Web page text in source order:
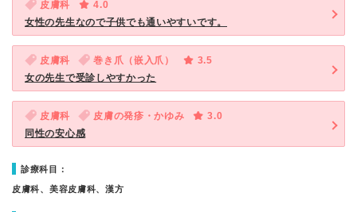
皮膚科
4.0
女性の先生なので子供でも通いやすいです。
皮膚科 巻き爪（嵌入爪）
3.5
女の先生で受診しやすかった
皮膚科 皮膚の発疹・かゆみ
3.0
同性の安心感
診療科目：
皮膚科、美容皮膚科、漢方